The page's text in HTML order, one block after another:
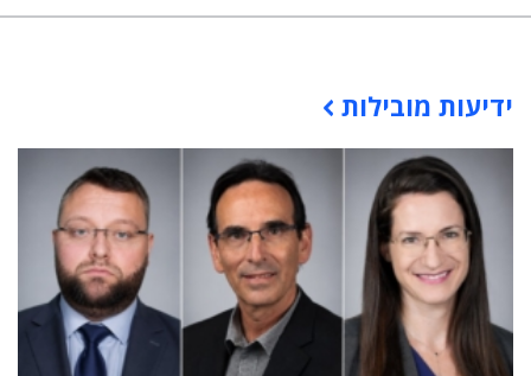
תוכן פרסומי
ידיעות מובילות